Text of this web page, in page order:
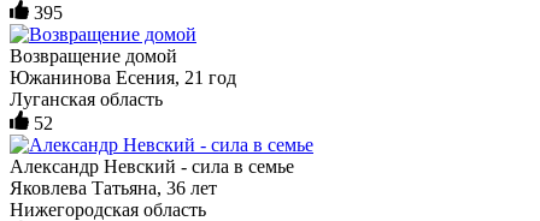
395
Возвращение домой
Южанинова Есения, 21 год
Луганская область
52
Александр Невский - сила в семье
Яковлева Татьяна, 36 лет
Нижегородская область